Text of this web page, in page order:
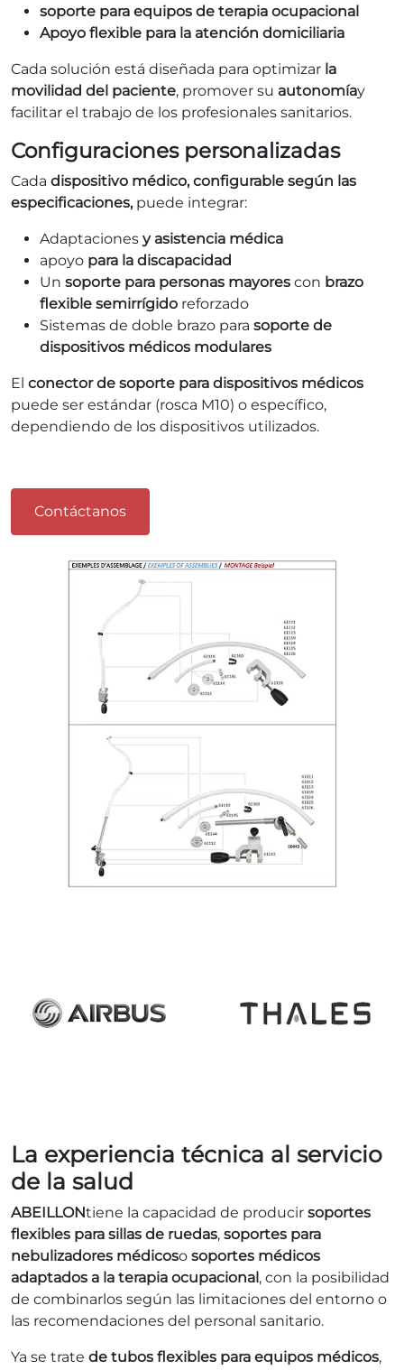
soporte para equipos de terapia ocupacional
Apoyo flexible para la atención domiciliaria
Cada solución está diseñada para optimizar la
movilidad del paciente, promover su autonomíay
facilitar el trabajo de los profesionales sanitarios.
Configuraciones personalizadas
Cada dispositivo médico, configurable según las
especificaciones,puede integrar:
Adaptaciones y asistencia médica
apoyo para la discapacidad
Un soporte para personas mayores con brazo
flexible semirrígido reforzado
Sistemas de doble brazo para soporte de
dispositivos médicos modulares
El conector de soporte para dispositivos médicos
puede ser estándar (rosca M10) o específico,
dependiendo de los dispositivos utilizados.
Contáctanos
La experiencia técnica al servicio
de la salud
ABEILLONtiene la capacidad de producir soportes
flexibles para sillas de ruedas, soportes para
nebulizadores médicoso soportes médicos
adaptados a la terapia ocupacional , con la posibilidad
de combinarlos según las limitaciones del entorno o
las recomendaciones del personal sanitario.
Ya se trate de tubos flexibles para equipos médicos,